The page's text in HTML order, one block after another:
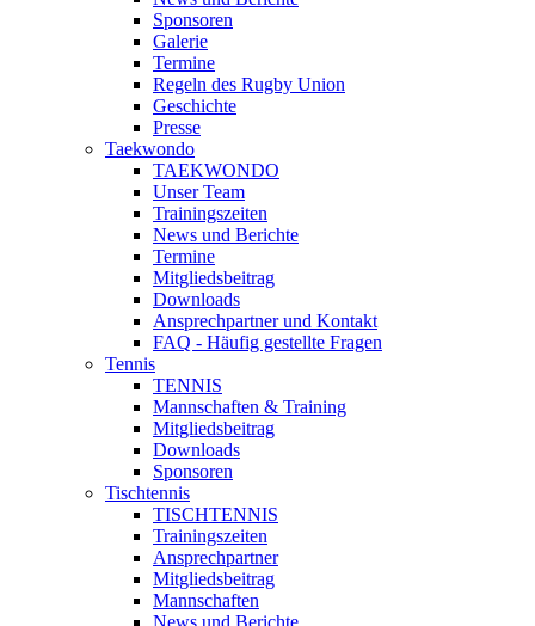
Sponsoren
Galerie
Termine
Regeln des Rugby Union
Geschichte
Presse
Taekwondo
TAEKWONDO
Unser Team
Trainingszeiten
News und Berichte
Termine
Mitgliedsbeitrag
Downloads
Ansprechpartner und Kontakt
FAQ - Häufig gestellte Fragen
Tennis
TENNIS
Mannschaften & Training
Mitgliedsbeitrag
Downloads
Sponsoren
Tischtennis
TISCHTENNIS
Trainingszeiten
Ansprechpartner
Mitgliedsbeitrag
Mannschaften
News und Berichte